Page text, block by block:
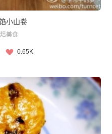
小山卷
美食
0.65K